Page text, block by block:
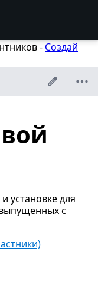
- Создай
установке для
с